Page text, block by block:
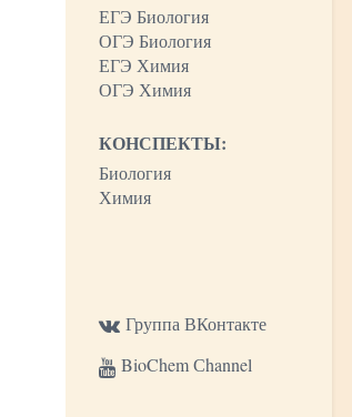
ЕГЭ Биология
ОГЭ Биология
ЕГЭ Химия
ОГЭ Химия
КОНСПЕКТЫ:
Биология
Химия
Группа ВКонтакте
BioChem Сhannel